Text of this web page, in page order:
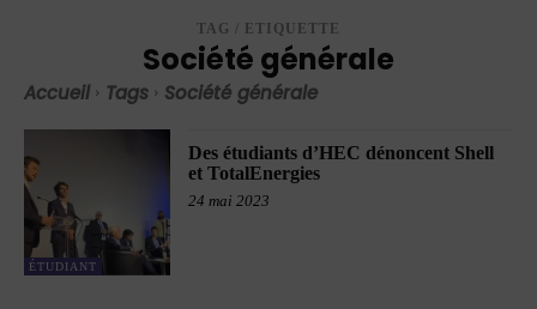
TAG / ETIQUETTE
Société générale
Accueil Tags Société générale
ÉTUDIANT
Des étudiants d’HEC dénoncent Shell
et TotalEnergies
24 mai 2023